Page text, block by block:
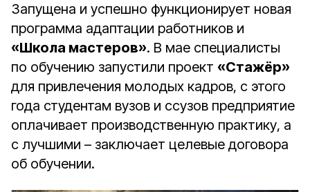
Запущена и успешно функционирует новая
программа адаптации работников и
«Школа мастеров». В мае специалисты
по обучению запустили проект «Стажёр»
для привлечения молодых кадров, с этого
года студентам вузов и ссузов предприятие
оплачивает производственную практику, а
с лучшими – заключает целевые договора
об обучении.